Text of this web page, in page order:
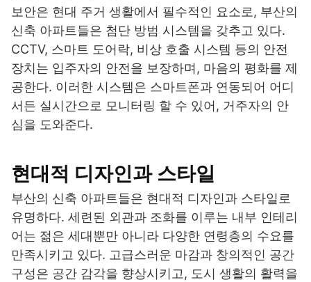
보안은 현대 주거 생활에서 필수적인 요소로, 부산의
신축 아파트들은 첨단 방범 시스템을 갖추고 있다.
CCTV, 스마트 도어락, 비상 호출 시스템 등의 안전
장치는 입주자의 안전을 보장하며, 마음의 평화를 제
공한다. 이러한 시스템은 스마트폰과 연동되어 어디
서든 실시간으로 모니터링 할 수 있어, 거주자의 안
심을 도와준다.
현대적 디자인과 스타일
부산의 신축 아파트들은 현대적 디자인과 스타일로
유명하다. 세련된 외관과 조화를 이루는 내부 인테리
어는 젊은 세대뿐만 아니라 다양한 연령층의 수요를
만족시키고 있다. 고급스러운 마감과 창의적인 공간
구성은 공간 감각을 향상시키고, 도시 생활의 활력을